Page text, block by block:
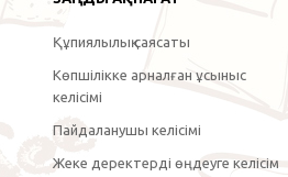
Құпиялылық саясаты
Көпшілікке арналған ұсыныс
келісімі
Пайдаланушы келісімі
Жеке деректерді өңдеуге келісім